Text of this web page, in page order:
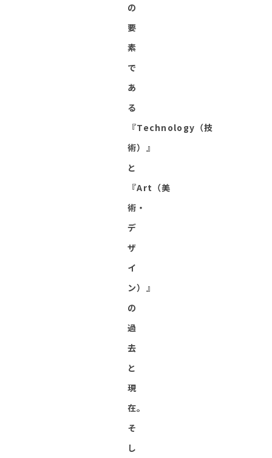
の
要
素
で
あ
る
『Technology（技
術）』
と
『Art（美
術・
デ
ザ
イ
ン）』
の
過
去
と
現
在。
そ
し